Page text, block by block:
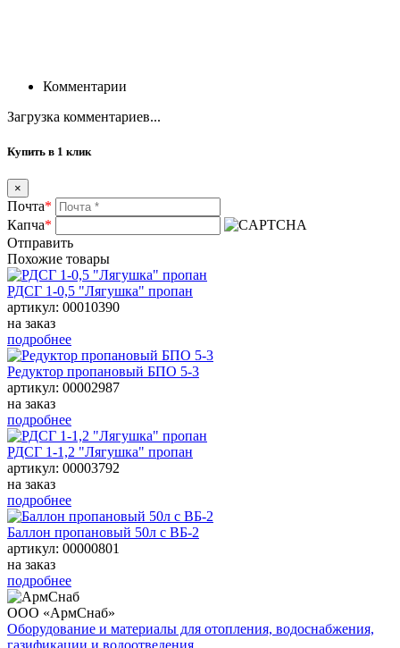
Комментарии
Загрузка комментариев...
Купить в 1 клик
×
Почта*
Капча*
Отправить
Похожие товары
РДСГ 1-0,5 "Лягушка" пропан
артикул: 00010390
на заказ
подробнее
Редуктор пропановый БПО 5-3
артикул: 00002987
на заказ
подробнее
РДСГ 1-1,2 "Лягушка" пропан
артикул: 00003792
на заказ
подробнее
Баллон пропановый 50л с ВБ-2
артикул: 00000801
на заказ
подробнее
ООО «АрмСнаб»
Оборудование и материалы для отопления, водоснабжения,